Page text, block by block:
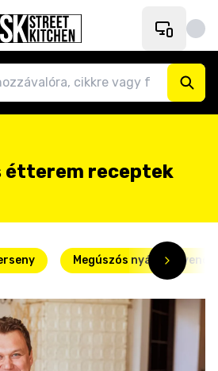
étterem receptek
Megúszós nyári